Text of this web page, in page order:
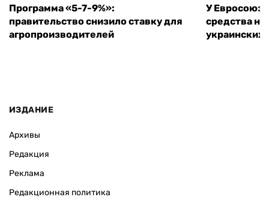
Программа «5-7-9%»:
правительство снизило ставку для
агропроизводителей
У
средства
ИЗДАНИЕ
Архивы
Редакция
Реклама
Редакционная политика